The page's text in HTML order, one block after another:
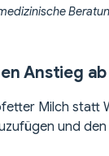
Anstieg ab
Milch statt
und